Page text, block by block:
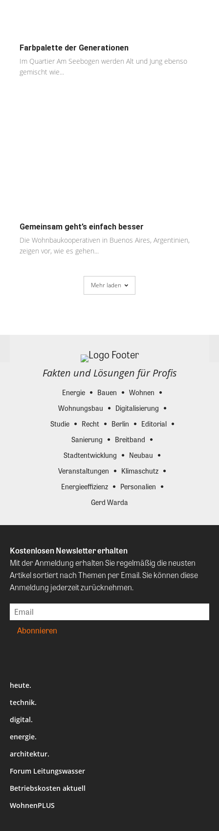
Farbpalette der Generationen
Im Quartier Am Seebogen werden Alt und Jung ebenso
gemischt wie...
Gemeinsam geht’s einfach besser
Die Wohnbaukooperativen in Buenos Aires, Argentinien,
zeigen vor, wie es gehen...
Mehr laden
Fakten und Lösungen für Profis
Energie Bauen
Wohnen
Wohnungsbau
Digitalisierung
Studie
Recht Berlin
Editorial
Sanierung
Breitband
Stadtentwicklung
Neubau
Veranstaltungen
Klimaschutz
Energieeffizienz
Personalien
Gerd Warda
Kostenlosen Newsletter erhalten
Mit der Anmeldung erhalten Sie regelmäßig die neusten
Artikel sortiert nach Themen per Email. Sie können diese
Anmeldung jederzeit zurücknehmen.
heute.
technik.
digital.
energie.
architektur.
Forum Leitungswasser
Betriebskosten aktuell
WohnenPLUS